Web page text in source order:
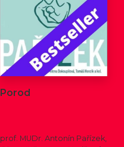
Porod
prof. MUDr. Antonín Pařízek,